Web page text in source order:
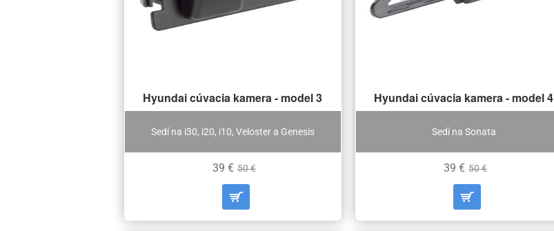
Sedí na i30, i20, i10, Veloster a Genesis
Hyundai cúvacia kamera - model 3
39 € 50 €
Sedí na Sonata
Hyundai cúvacia kamera - model 4
39 € 50 €